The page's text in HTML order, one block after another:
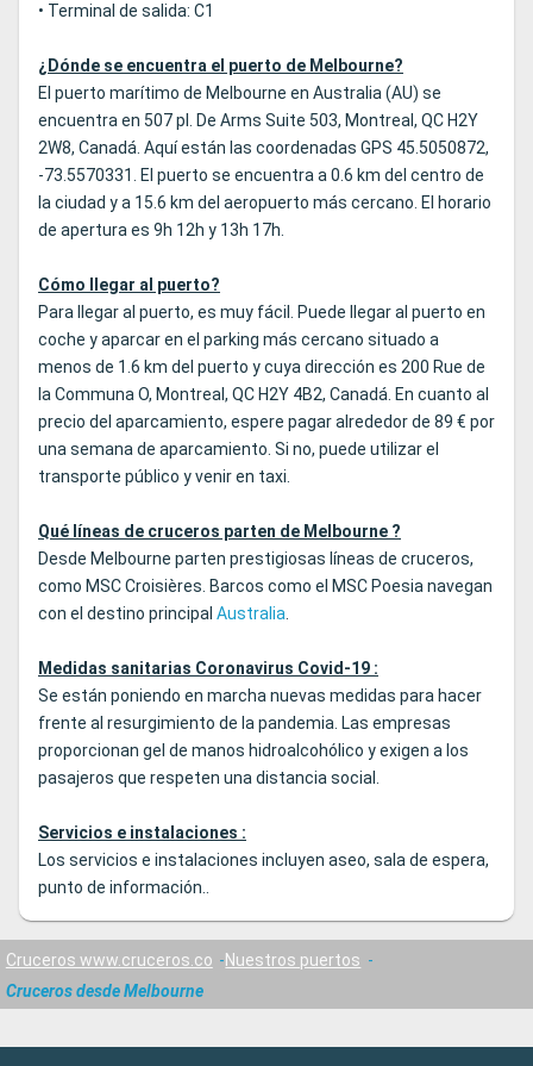
• Terminal de salida: C1
¿Dónde se encuentra el puerto de Melbourne?
El puerto marítimo de Melbourne en Australia (AU) se
encuentra en 507 pl. De Arms Suite 503, Montreal, QC H2Y
2W8, Canadá. Aquí están las coordenadas GPS 45.5050872,
-73.5570331. El puerto se encuentra a 0.6 km del centro de
la ciudad y a 15.6 km del aeropuerto más cercano. El horario
de apertura es 9h 12h y 13h 17h.
Cómo llegar al puerto?
Para llegar al puerto, es muy fácil. Puede llegar al puerto en
coche y aparcar en el parking más cercano situado a
menos de 1.6 km del puerto y cuya dirección es 200 Rue de
la Communa O, Montreal, QC H2Y 4B2, Canadá. En cuanto al
precio del aparcamiento, espere pagar alrededor de 89 € por
una semana de aparcamiento. Si no, puede utilizar el
transporte público y venir en taxi.
Qué líneas de cruceros parten de Melbourne ?
Desde Melbourne parten prestigiosas líneas de cruceros,
como MSC Croisières. Barcos como el MSC Poesia navegan
con el destino principal Australia.
Medidas sanitarias Coronavirus Covid-19 :
Se están poniendo en marcha nuevas medidas para hacer
frente al resurgimiento de la pandemia. Las empresas
proporcionan gel de manos hidroalcohólico y exigen a los
pasajeros que respeten una distancia social.
Servicios e instalaciones :
Los servicios e instalaciones incluyen aseo, sala de espera,
punto de información..
Cruceros www.cruceros.co
Nuestros puertos
Cruceros desde Melbourne